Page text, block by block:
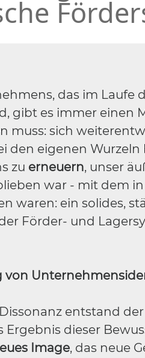
das im Laufe
gibt es immer einen
muss: sich
den eigenen Wurzeln
zu erneuern, unser
war - mit dem
waren: ein solides,
Förder- und
von
entstand
dieser
Image, das neue